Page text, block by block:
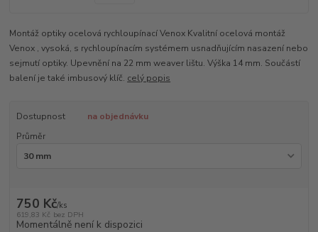
Montáž optiky ocelová rychloupínací Venox Kvalitní ocelová montáž
Venox , vysoká, s rychloupínacím systémem usnadňujícím nasazení nebo
sejmutí optiky. Upevnění na 22 mm weaver lištu. Výška 14 mm. Součástí
balení je také imbusový klíč. celý popis
Dostupnost
na objednávku
Průměr
750 Kč/ks
619,83 Kč bez DPH
Momentálně není k dispozici